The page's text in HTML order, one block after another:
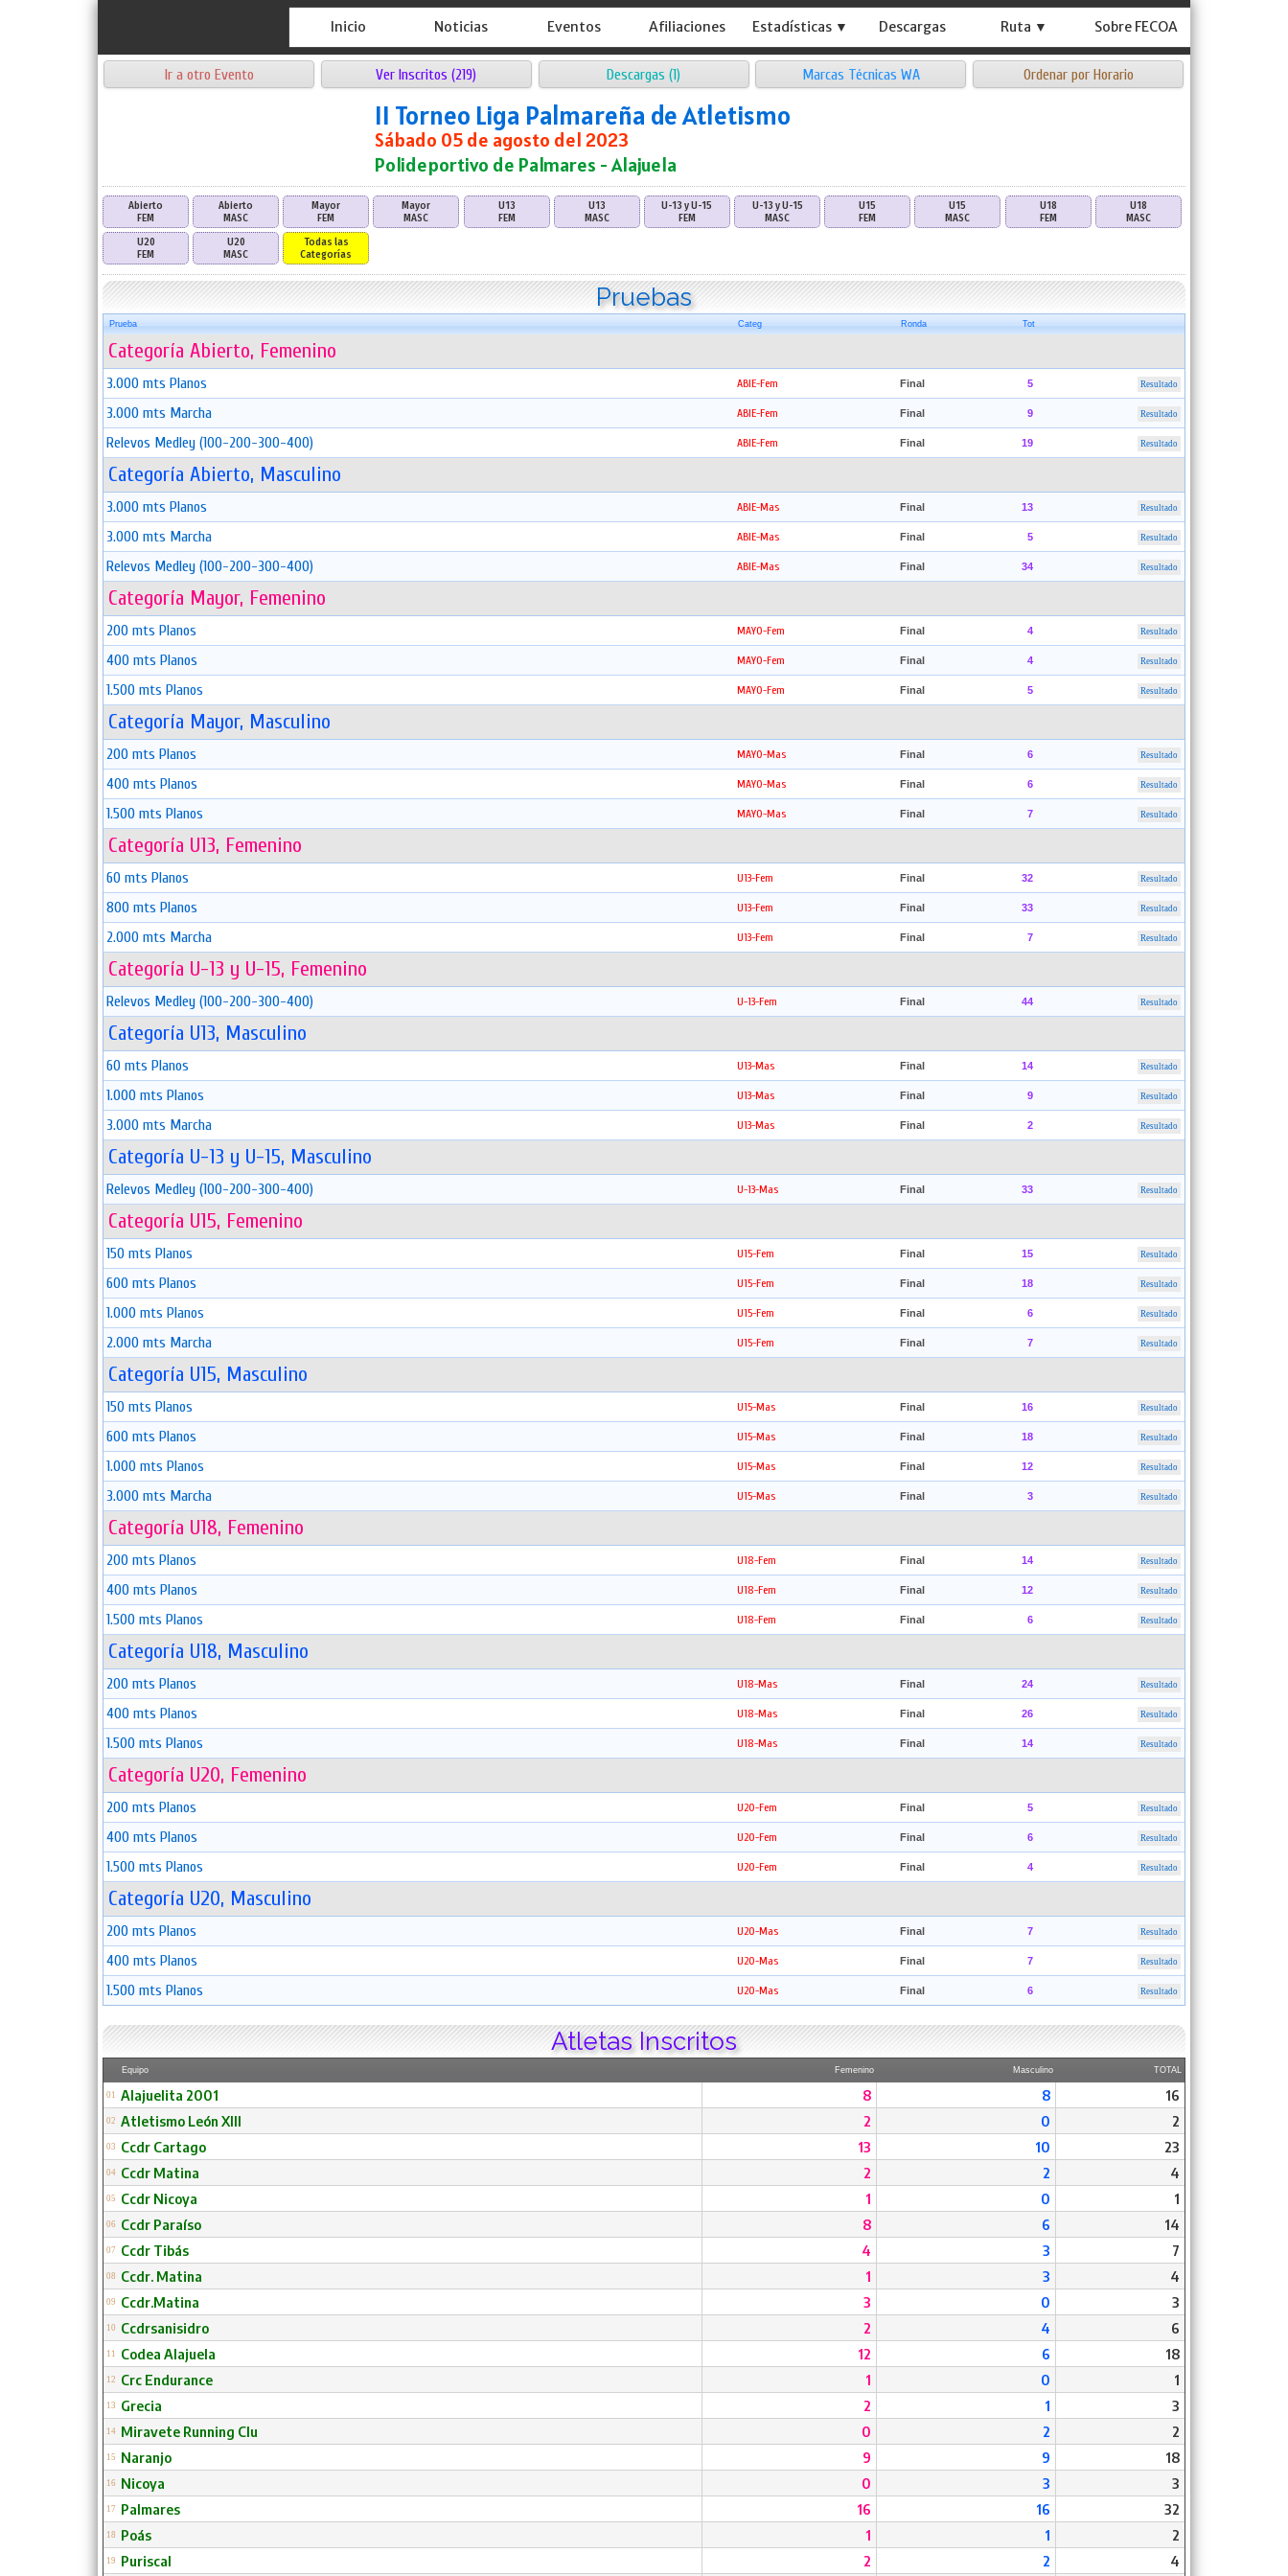
Inicio Noticias Eventos Afiliaciones Estadísticas ▼ Descargas Ruta ▼ Sobre FECOA
Ir a otro Evento Ver Inscritos (219) Descargas (1) Marcas Técnicas WA Ordenar por Horario
II Torneo Liga Palmareña de Atletismo
Sábado 05 de agosto del 2023
Polideportivo de Palmares - Alajuela
Abierto
FEM
Abierto
MASC
Mayor
FEM
Mayor
MASC
U13
FEM
U13
MASC
U-13 y U-15
FEM
U-13 y U-15
MASC
U15
FEM
U15
MASC
U18
FEM
U18
MASC
U20
FEM
U20
MASC
Todas las
Categorías
Pruebas
Prueba Categ Ronda Tot
Categoría Abierto, Femenino
3.000 mts Planos ABIE-Fem Final 5 Resultado
3.000 mts Marcha ABIE-Fem Final 9 Resultado
Relevos Medley (100-200-300-400) ABIE-Fem Final 19 Resultado
Categoría Abierto, Masculino
3.000 mts Planos ABIE-Mas Final 13 Resultado
3.000 mts Marcha ABIE-Mas Final 5 Resultado
Relevos Medley (100-200-300-400) ABIE-Mas Final 34 Resultado
Categoría Mayor, Femenino
200 mts Planos MAYO-Fem Final 4 Resultado
400 mts Planos MAYO-Fem Final 4 Resultado
1.500 mts Planos MAYO-Fem Final 5 Resultado
Categoría Mayor, Masculino
200 mts Planos MAYO-Mas Final 6 Resultado
400 mts Planos MAYO-Mas Final 6 Resultado
1.500 mts Planos MAYO-Mas Final 7 Resultado
Categoría U13, Femenino
60 mts Planos U13-Fem Final 32 Resultado
800 mts Planos U13-Fem Final 33 Resultado
2.000 mts Marcha U13-Fem Final 7 Resultado
Categoría U-13 y U-15, Femenino
Relevos Medley (100-200-300-400) U-13-Fem Final 44 Resultado
Categoría U13, Masculino
60 mts Planos U13-Mas Final 14 Resultado
1.000 mts Planos U13-Mas Final 9 Resultado
3.000 mts Marcha U13-Mas Final 2 Resultado
Categoría U-13 y U-15, Masculino
Relevos Medley (100-200-300-400) U-13-Mas Final 33 Resultado
Categoría U15, Femenino
150 mts Planos U15-Fem Final 15 Resultado
600 mts Planos U15-Fem Final 18 Resultado
1.000 mts Planos U15-Fem Final 6 Resultado
2.000 mts Marcha U15-Fem Final 7 Resultado
Categoría U15, Masculino
150 mts Planos U15-Mas Final 16 Resultado
600 mts Planos U15-Mas Final 18 Resultado
1.000 mts Planos U15-Mas Final 12 Resultado
3.000 mts Marcha U15-Mas Final 3 Resultado
Categoría U18, Femenino
200 mts Planos U18-Fem Final 14 Resultado
400 mts Planos U18-Fem Final 12 Resultado
1.500 mts Planos U18-Fem Final 6 Resultado
Categoría U18, Masculino
200 mts Planos U18-Mas Final 24 Resultado
400 mts Planos U18-Mas Final 26 Resultado
1.500 mts Planos U18-Mas Final 14 Resultado
Categoría U20, Femenino
200 mts Planos U20-Fem Final 5 Resultado
400 mts Planos U20-Fem Final 6 Resultado
1.500 mts Planos U20-Fem Final 4 Resultado
Categoría U20, Masculino
200 mts Planos U20-Mas Final 7 Resultado
400 mts Planos U20-Mas Final 7 Resultado
1.500 mts Planos U20-Mas Final 6 Resultado
Atletas Inscritos
Equipo Femenino Masculino TOTAL
01 Alajuelita 2001 8 8 16
02 Atletismo León Xlll 2 0 2
03 Ccdr Cartago 13 10 23
04 Ccdr Matina 2 2 4
05 Ccdr Nicoya 1 0 1
06 Ccdr Paraíso 8 6 14
07 Ccdr Tibás 4 3 7
08 Ccdr. Matina 1 3 4
09 Ccdr.Matina 3 0 3
10 Ccdrsanisidro 2 4 6
11 Codea Alajuela 12 6 18
12 Crc Endurance 1 0 1
13 Grecia 2 1 3
14 Miravete Running Clu 0 2 2
15 Naranjo 9 9 18
16 Nicoya 0 3 3
17 Palmares 16 16 32
18 Poás 1 1 2
19 Puriscal 2 2 4